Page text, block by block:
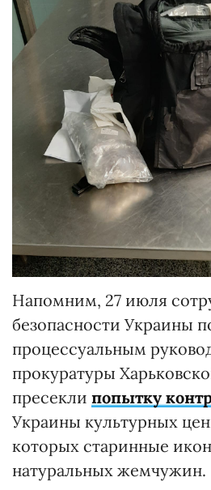
Напомним, 27 июля
безопасности Украины
процессуальным
прокуратуры
пресекли попытку
Украины культурных
которых старинные
натуральных жемчужин.